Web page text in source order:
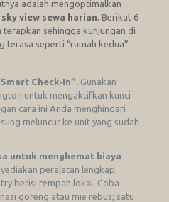
adalah mengoptimalkan
view sewa harian . Berikut 6
sehingga kunjungan di
terasa seperti “rumah kedua”
Check‑In”. Gunakan
untuk mengaktifkan kunci
cara ini Anda menghindari
meluncur ke unit yang sudah
untuk menghemat biaya
peralatan lengkap,
berisi rempah lokal. Coba
goreng atau mie rebus; satu